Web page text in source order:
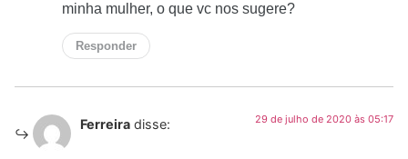
minha mulher, o que vc nos sugere?
Responder
Ferreira disse: 29 de julho de 2020 às 05:17